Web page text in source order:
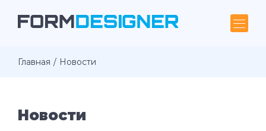
Главная Новости
Новости